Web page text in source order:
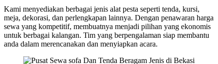
Kami menyediakan berbagai jenis alat pesta seperti tenda, kursi,
meja, dekorasi, dan perlengkapan lainnya. Dengan penawaran harga
sewa yang kompetitif, membuatnya menjadi pilihan yang ekonomis
untuk berbagai kalangan. Tim yang berpengalaman siap membantu
anda dalam merencanakan dan menyiapkan acara.